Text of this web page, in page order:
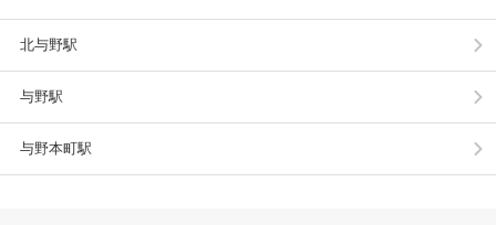
北与野駅
与野駅
与野本町駅